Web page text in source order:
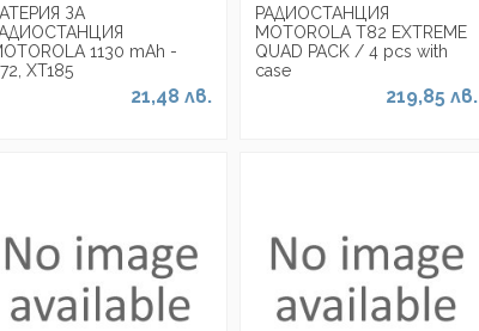
ЗА
1130 mAh -
XT185
21,48 лв.
РАДИОСТАНЦИЯ
MOTOROLA T82 EXTREME
QUAD PACK / 4 pcs with
case
219,85 лв.